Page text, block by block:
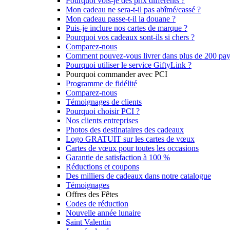
Mon cadeau ne sera-t-il pas abîmé/cassé ?
Mon cadeau passe-t-il la douane ?
Puis-je inclure nos cartes de marque ?
Pourquoi vos cadeaux sont-ils si chers ?
Comparez-nous
Comment pouvez-vous livrer dans plus de 200
Pourquoi utiliser le service GiftyLink ?
Pourquoi commander avec PCI
Programme de fidélité
Comparez-nous
Témoignages de clients
Pourquoi choisir PCI ?
Nos clients entreprises
Photos des destinataires des cadeaux
Logo GRATUIT sur les cartes de vœux
Cartes de vœux pour toutes les occasions
Garantie de satisfaction à 100 %
Réductions et coupons
Des milliers de cadeaux dans notre catalogue
Témoignages
Offres des Fêtes
Codes de réduction
Nouvelle année lunaire
Saint Valentin